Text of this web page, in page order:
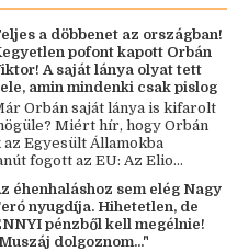
a döbbenet az országban!
pofont kapott Orbán
A saját lánya olyat tett
amin mindenki csak pislog
Orbán saját lánya is kifarolt
Miért hír, hogy Orbán
Egyesült Államokba
fogott az EU: Az Elio...
éhenhaláshoz sem elég Nagy
nyugdíja. Hihetetlen, de
pénzből kell megélnie!
dolgoznom..."